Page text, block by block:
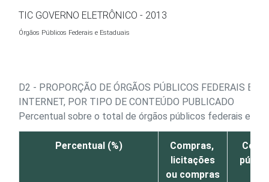
TIC GOVERNO ELETRÔNICO - 2013
Órgãos Públicos Federais e Estaduais
D2 - PROPORÇÃO DE ÓRGÃOS PÚBLICOS FEDERAIS E
INTERNET, POR TIPO DE CONTEÚDO PUBLICADO
Percentual sobre o total de órgãos públicos federais e
Percentual (%)
Compras,
licitações
ou compras